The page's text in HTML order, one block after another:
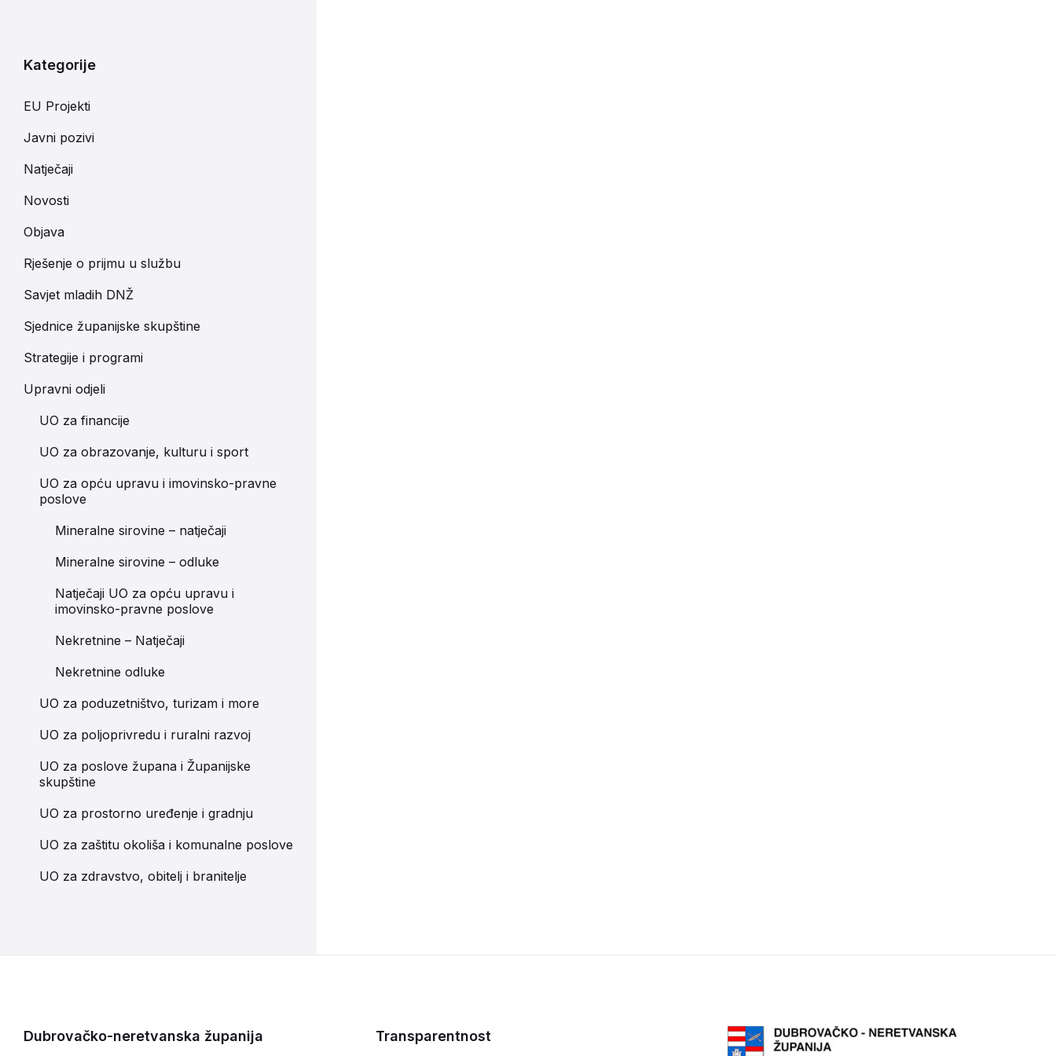
Kategorije
EU Projekti
Javni pozivi
Natječaji
Novosti
Objava
Rješenje o prijmu u službu
Savjet mladih DNŽ
Sjednice županijske skupštine
Strategije i programi
Upravni odjeli
UO za financije
UO za obrazovanje, kulturu i sport
UO za opću upravu i imovinsko-pravne
poslove
Mineralne sirovine – natječaji
Mineralne sirovine – odluke
Natječaji UO za opću upravu i
imovinsko-pravne poslove
Nekretnine – Natječaji
Nekretnine odluke
UO za poduzetništvo, turizam i more
UO za poljoprivredu i ruralni razvoj
UO za poslove župana i Županijske
skupštine
UO za prostorno uređenje i gradnju
UO za zaštitu okoliša i komunalne poslove
UO za zdravstvo, obitelj i branitelje
Dubrovačko-neretvanska županija Transparentnost